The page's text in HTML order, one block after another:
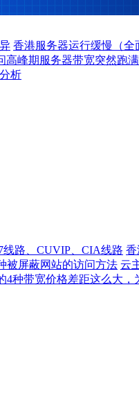
香港服务器运行缓慢（全
高峰期服务器带宽突然跑
析
线路、CUVIP、CIA线路 香
被屏蔽网站的访问方法 云
4种带宽价格差距这么大，